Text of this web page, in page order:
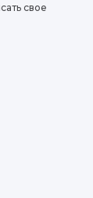
для
в
нашей
свое